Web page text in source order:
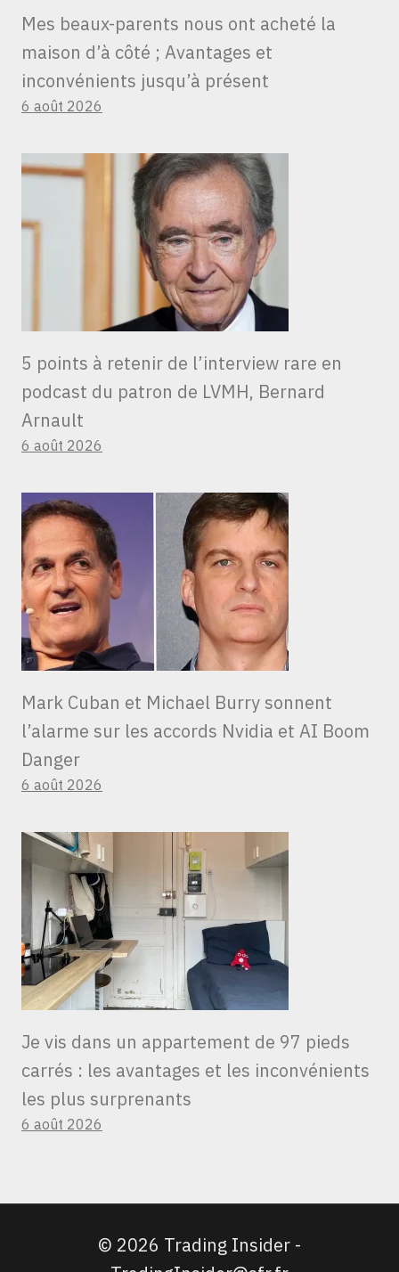
Mes beaux-parents nous ont acheté la
maison d’à côté ; Avantages et
inconvénients jusqu’à présent
6 août 2026
5 points à retenir de l’interview rare en
podcast du patron de LVMH, Bernard
Arnault
6 août 2026
Mark Cuban et Michael Burry sonnent
l’alarme sur les accords Nvidia et AI Boom
Danger
6 août 2026
Je vis dans un appartement de 97 pieds
carrés : les avantages et les inconvénients
les plus surprenants
6 août 2026
© 2026 Trading Insider -